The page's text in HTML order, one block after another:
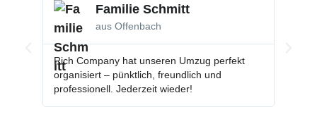
Familie Schmitt
aus Offenbach
Rich Company hat unseren Umzug perfekt
organisiert – pünktlich, freundlich und
professionell. Jederzeit wieder!